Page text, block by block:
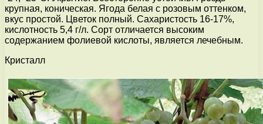
крупная, коническая. Ягода белая с розовым оттенком,
вкус простой. Цветок полный. Сахаристость 16-17%,
кислотность 5,4 г/л. Сорт отличается высоким
содержанием фолиевой кислоты, является лечебным.
Кристалл